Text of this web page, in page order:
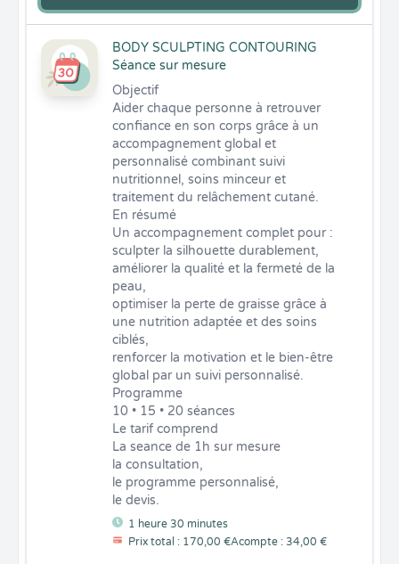
BODY SCULPTING CONTOURING
Séance sur mesure
1 heure 30 minutes
Prix total : 170,00 €Acompte : 34,00 €
Objectif
Aider chaque personne à retrouver
confiance en son corps grâce à un
accompagnement global et
personnalisé combinant suivi
nutritionnel, soins minceur et
traitement du relâchement cutané.
En résumé
Un accompagnement complet pour :
sculpter la silhouette durablement,
améliorer la qualité et la fermeté de la
peau,
optimiser la perte de graisse grâce à
une nutrition adaptée et des soins
ciblés,
renforcer la motivation et le bien-être
global par un suivi personnalisé.
Programme
10 • 15 • 20 séances
Le tarif comprend
La seance de 1h sur mesure
la consultation,
le programme personnalisé,
le devis.